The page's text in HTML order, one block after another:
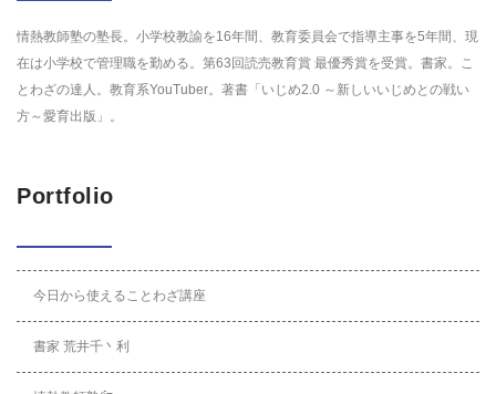
情熱教師塾の塾長。小学校教諭を16年間、教育委員会で指導主事を5年間、現
在は小学校で管理職を勤める。第63回読売教育賞 最優秀賞を受賞。書家。こ
とわざの達人。教育系YouTuber。著書「いじめ2.0 ～新しいいじめとの戦い
方～愛育出版」。
Portfolio
今日から使えることわざ講座
書家 荒井千丶利